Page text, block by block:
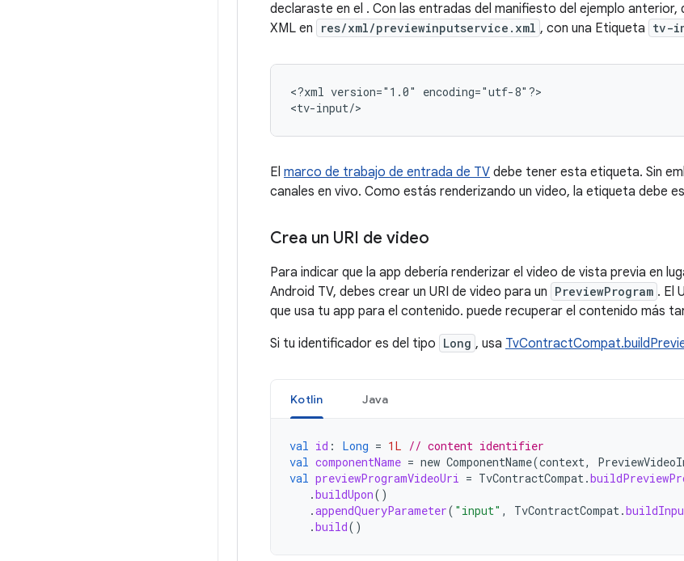
declaraste en el . Con las entradas del manifiesto del ejemplo
XML en
res/xml/previewinputservice.xml , con una Etiqueta tv-
<?xml version="1.0"
encoding="utf-8"?>
El marco de trabajo de entrada de TV debe tener esta etiqueta. Sin
canales en vivo. Como estás renderizando un video, la etiqueta debe
Crea un URI de video
Para indicar que la app debería renderizar el video de vista previa en
Android TV, debes crear un URI de video para un PreviewProgram . El
que usa tu app para el contenido. puede recuperar el contenido más
Si tu identificador es del tipo Long , usa
Kotlin Java
val id : Long = 1L // content identifier
val componentName = new ComponentName(context,
val previewProgramVideoUri = TvContractCompat.
.buildUpon()
.appendQueryParameter( "input" , TvContractCompat.
.build()